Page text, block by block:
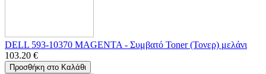
DELL 593-10370 MAGENTA - Συμβατό Toner (Τονερ) μελάνι
103.20 €
Προσθήκη στο Καλάθι